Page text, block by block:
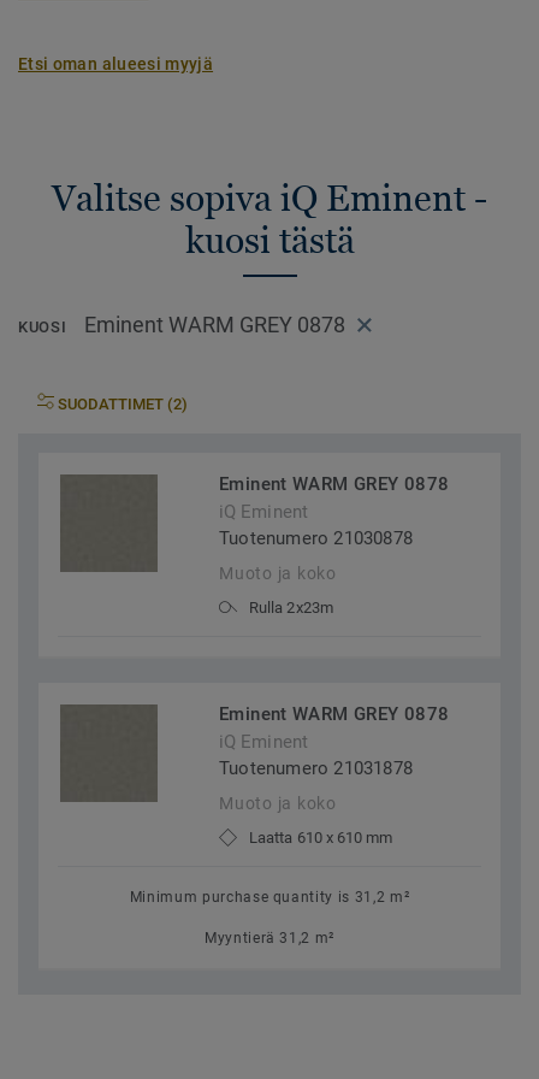
Etsi oman alueesi myyjä
Valitse sopiva iQ Eminent -
kuosi tästä
KUOSI Eminent WARM GREY 0878
SUODATTIMET (2)
Eminent WARM GREY 0878
iQ Eminent
Tuotenumero 21030878
Muoto ja koko
Rulla 2x23m
Eminent WARM GREY 0878
iQ Eminent
Tuotenumero 21031878
Muoto ja koko
Laatta 610 x 610 mm
Minimum purchase quantity is 31,2 m²
Myyntierä 31,2 m²